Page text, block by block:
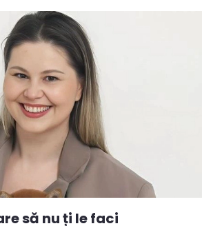
să nu ți le faci